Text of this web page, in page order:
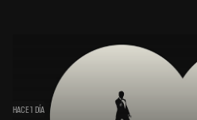
HACE 1 DÍA